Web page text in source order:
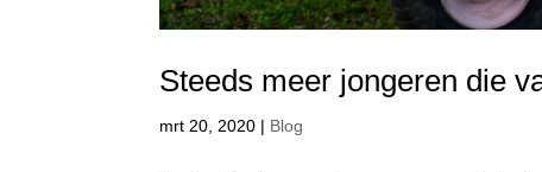
Steeds meer jongeren die
mrt 20, 2020 | Blog